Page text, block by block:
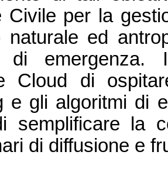
Civile per la
naturale ed
di emergenza.
Cloud di
e gli algoritmi di
semplificare la
di diffusione e